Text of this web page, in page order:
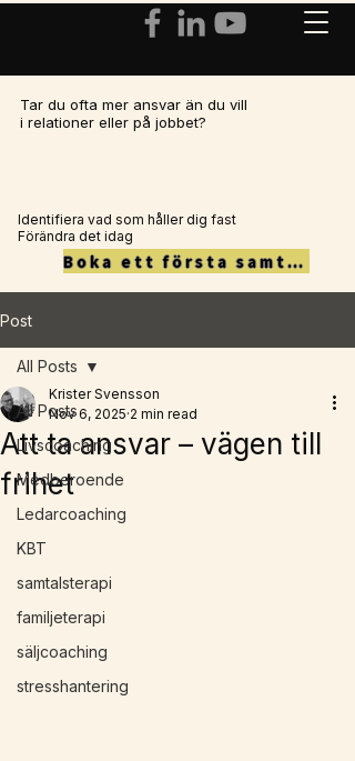
Tar du ofta mer ansvar än du vill
i relationer eller på jobbet?
Identifiera vad som håller dig fast
Förändra det idag
Boka ett första samtal här
Post
All Posts
Livscoaching
Medberoende
Ledarcoaching
KBT
samtalsterapi
familjeterapi
säljcoaching
stresshantering
All Posts
Att ta ansvar – vägen till
frihet
Krister Svensson
Nov 6, 2025 2 min read